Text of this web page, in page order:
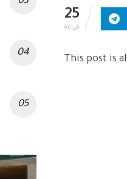
25
قراءة
This post is